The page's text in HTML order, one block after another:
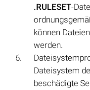
.RULESET-
können
werden.
Dateisystem
beschädigte